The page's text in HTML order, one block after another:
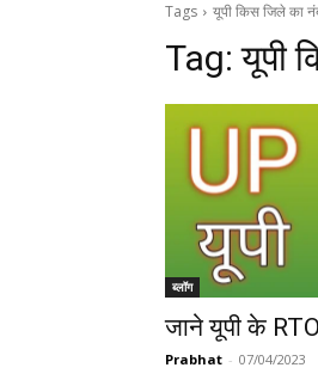
Tags यूपी किस जिले का
Tag:यूपी
ब्लॉग
जाने यूपी के
Prabhat - 07/04/2023